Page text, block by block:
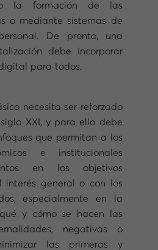
la formación de las
o mediante sistemas de
De pronto, una
debe incorporar
para todos.
necesita ser reforzado
XXI, y para ello debe
que permitan a los
e institucionales
en los objetivos
interés general o con los
especialmente en la
y cómo se hacen las
negativas o
las primeras y